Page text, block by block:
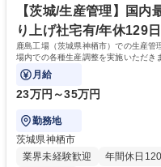
当・社宅あり
【茨城/生産管理】国内
り上げ社宅有/年休129
鹿島工場（茨城県神栖市）での生産
場内での各種生産調整を実施いただき
いただく詳細業務を検討いたします。
月給
23万円～35万円
勤務地
茨城県神栖市
業界未経験歓迎
年間休日